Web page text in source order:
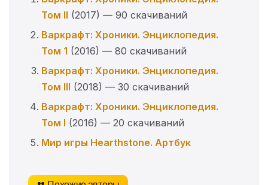
Том II (2017) — 90 скачиваний
Варкрафт: Хроники. Энциклопедия.
Том 1 (2016) — 80 скачиваний
Варкрафт: Хроники. Энциклопедия.
Том III (2018) — 30 скачиваний
Варкрафт: Хроники. Энциклопедия.
Том I (2016) — 20 скачиваний
Мир игры Hearthstone. Артбук